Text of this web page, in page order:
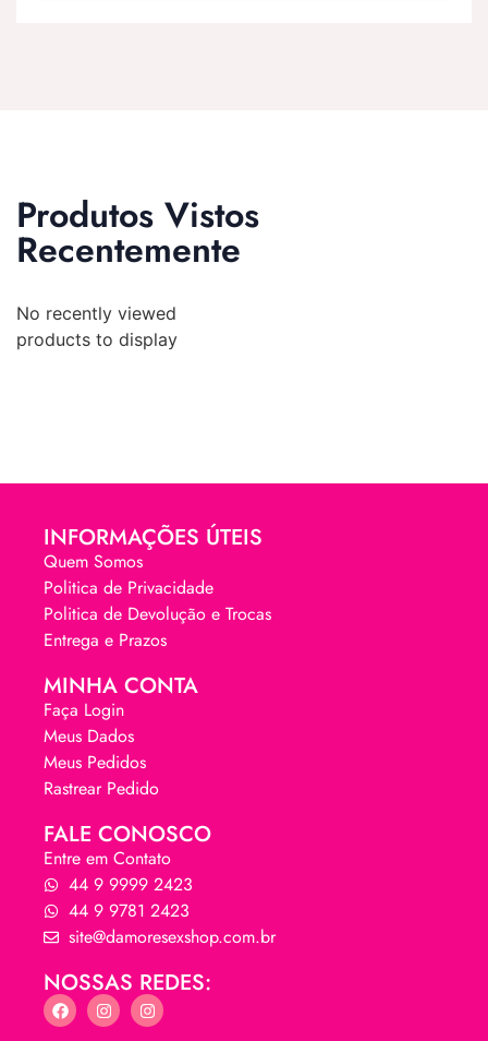
Produtos Vistos
Recentemente
No recently viewed
products to display
INFORMAÇÕES ÚTEIS
Quem Somos
Politica de Privacidade
Politica de Devolução e Trocas
Entrega e Prazos
MINHA CONTA
Faça Login
Meus Dados
Meus Pedidos
Rastrear Pedido
FALE CONOSCO
Entre em Contato
44 9 9999 2423
44 9 9781 2423
site@damoresexshop.com.br
NOSSAS REDES: